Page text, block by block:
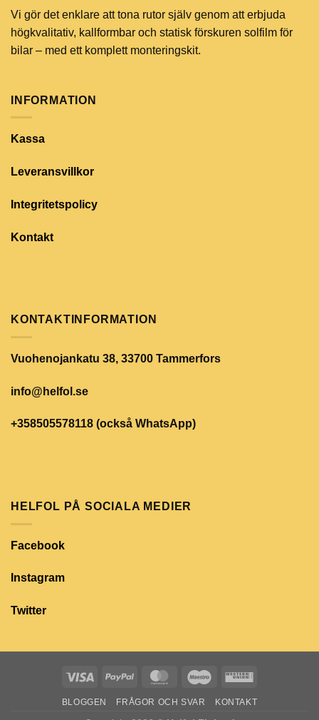
Vi gör det enklare att tona rutor själv genom att erbjuda
högkvalitativ, kallformbar och statisk förskuren solfilm för
bilar – med ett komplett monteringskit.
INFORMATION
Kassa
Leveransvillkor
Integritetspolicy
Kontakt
KONTAKTINFORMATION
Vuohenojankatu 38, 33700 Tammerfors
info@helfol.se
+358505578118 (också WhatsApp)
HELFOL PÅ SOCIALA MEDIER
Facebook
Instagram
Twitter
BLOGGEN FRÅGOR OCH SVAR KONTAKT